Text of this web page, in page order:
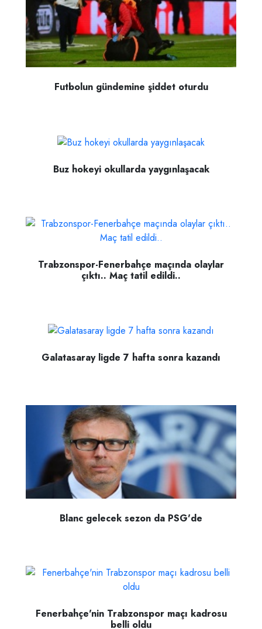
Futbolun gündemine şiddet oturdu
Buz hokeyi okullarda yaygınlaşacak
Trabzonspor-Fenerbahçe maçında olaylar
çıktı.. Maç tatil edildi..
Galatasaray ligde 7 hafta sonra kazandı
Blanc gelecek sezon da PSG'de
Fenerbahçe'nin Trabzonspor maçı kadrosu
belli oldu